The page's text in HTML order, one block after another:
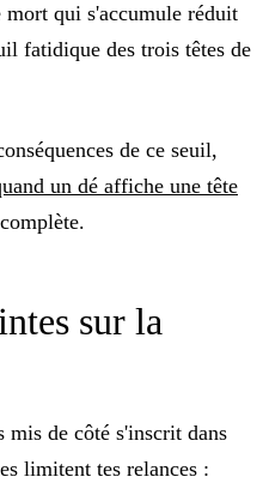
mort qui s'accumule réduit
fatidique des trois têtes de
de ce seuil,
un dé affiche une tête
sur la
mis de côté s'inscrit dans
limitent tes relances :